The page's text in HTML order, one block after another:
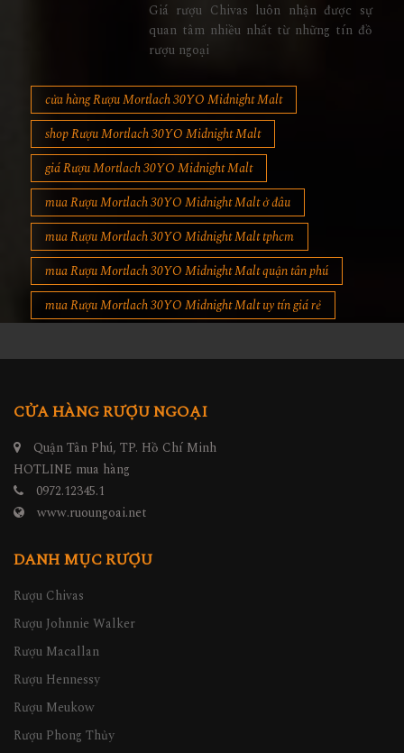
Giá rượu Chivas luôn nhận được sự
quan tâm nhiều nhất từ những tín đồ
rượu ngoại
cửa hàng Rượu Mortlach 30YO Midnight Malt
shop Rượu Mortlach 30YO Midnight Malt
giá Rượu Mortlach 30YO Midnight Malt
mua Rượu Mortlach 30YO Midnight Malt ở đâu
mua Rượu Mortlach 30YO Midnight Malt tphcm
mua Rượu Mortlach 30YO Midnight Malt quận tân phú
mua Rượu Mortlach 30YO Midnight Malt uy tín giá rẻ
CỬA HÀNG RƯỢU NGOẠI
Quận Tân Phú, TP. Hồ Chí Minh
HOTLINE mua hàng
0972.12345.1
www.ruoungoai.net
DANH MỤC RƯỢU
Rượu Chivas
Rượu Johnnie Walker
Rượu Macallan
Rượu Hennessy
Rượu Meukow
Rượu Phong Thủy